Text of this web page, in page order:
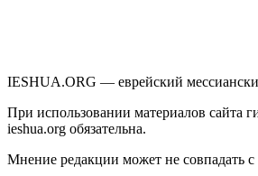
IESHUA.ORG — еврейский
При использовании материалов сайта
ieshua.org обязательна.
Мнение редакции может не совпадать